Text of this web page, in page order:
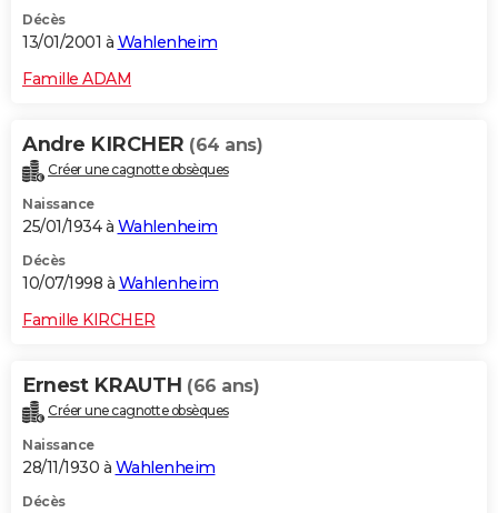
Décès
13/01/2001 à Wahlenheim
Famille ADAM
Andre KIRCHER (64 ans)
Créer une cagnotte obsèques
Naissance
25/01/1934 à Wahlenheim
Décès
10/07/1998 à Wahlenheim
Famille KIRCHER
Ernest KRAUTH (66 ans)
Créer une cagnotte obsèques
Naissance
28/11/1930 à Wahlenheim
Décès